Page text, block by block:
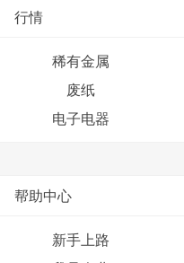
行情
稀有金属
废纸
电子电器
帮助中心
新手上路